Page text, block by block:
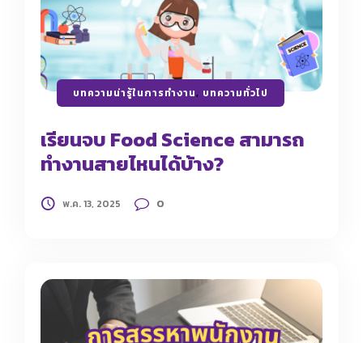
บทความน่ารู้ในการทำงาน, บทความทั่วไป
เรียนจบ Food Science สามารถ
ทำงานสายไหนได้บ้าง?
พ.ค. 13, 2025 0